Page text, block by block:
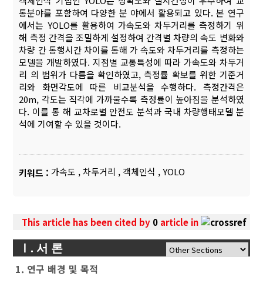
통분야를 포함하여 다양한 분 야에서 활용되고 있다. 본 연구
에서는 YOLO를 활용하여 가속도와 차두거리를 측정하기 위
해 측정 간격을 조밀하게 설정하여 간격별 차량의 속도 변화와
차량 간 통행시간 차이를 통해 가 속도와 차두거리를 측정하는
모델을 개발하였다. 지점별 교통특성에 따라 가속도와 차두거
리 의 범위가 다름을 확인하였고, 측정률 확보를 위한 기준거
리와 화면각도에 따른 비교분석을 수행하다. 측정간격은
20m, 각도는 직각에 가까울수록 측정률이 높아짐을 분석하였
다. 이를 통 해 교차로별 안전도 분석과 국내 차량행태모델 분
석에 기여할 수 있을 것이다.
키워드 :가속도 ,차두거리 , 객체인식 ,YOLO
This article has been cited by 0 article in
Ⅰ. 서 론
1. 연구 배경 및 목적